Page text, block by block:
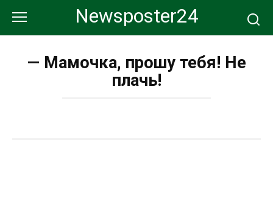
контенту
Newsposter24
— Мамочка, прошу тебя! Не
плачь!